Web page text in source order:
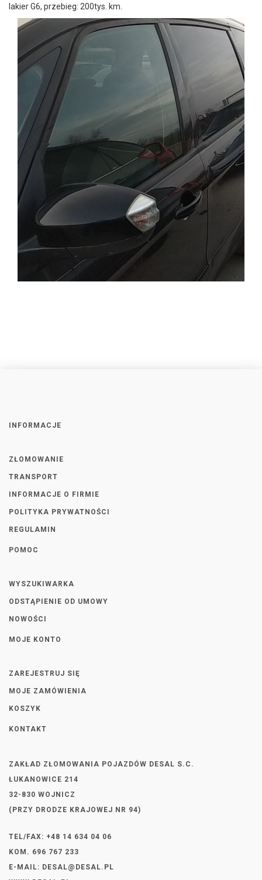
lakier G6, przebieg: 200tys. km.
INFORMACJE
ZŁOMOWANIE
TRANSPORT
INFORMACJE O FIRMIE
POLITYKA PRYWATNOŚCI
REGULAMIN
POMOC
WYSZUKIWARKA
ODSTĄPIENIE OD UMOWY
NOWOŚCI
MOJE KONTO
ZAREJESTRUJ SIĘ
MOJE ZAMÓWIENIA
KOSZYK
KONTAKT
ZAKŁAD ZŁOMOWANIA POJAZDÓW DESAL S.C.
ŁUKANOWICE 214
32-830 WOJNICZ
(PRZY DRODZE KRAJOWEJ NR 94)
TEL/FAX: +48 14 634 04 06
KOM. 696 767 233
E-MAIL: DESAL@DESAL.PL